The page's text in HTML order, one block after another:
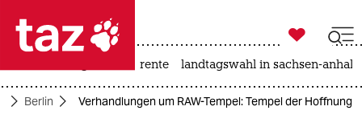
 taz zahl ich
taz zahl ich

taz zahl ich
rente landtagswahl in sachsen-anhalt
Berlin Verhandlungen um RAW-Tempel: Tempel der Hoffnung